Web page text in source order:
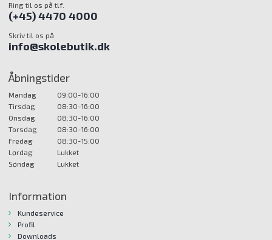
Ring til os på tlf.
(+45) 4470 4000
Skriv til os på
info@skolebutik.dk
Åbningstider
Mandag
09:00-16:00
Tirsdag
08:30-16:00
Onsdag
08:30-16:00
Torsdag
08:30-16:00
Fredag
08:30-15:00
Lørdag
Lukket
Søndag
Lukket
Information
Kundeservice
Profil
Downloads